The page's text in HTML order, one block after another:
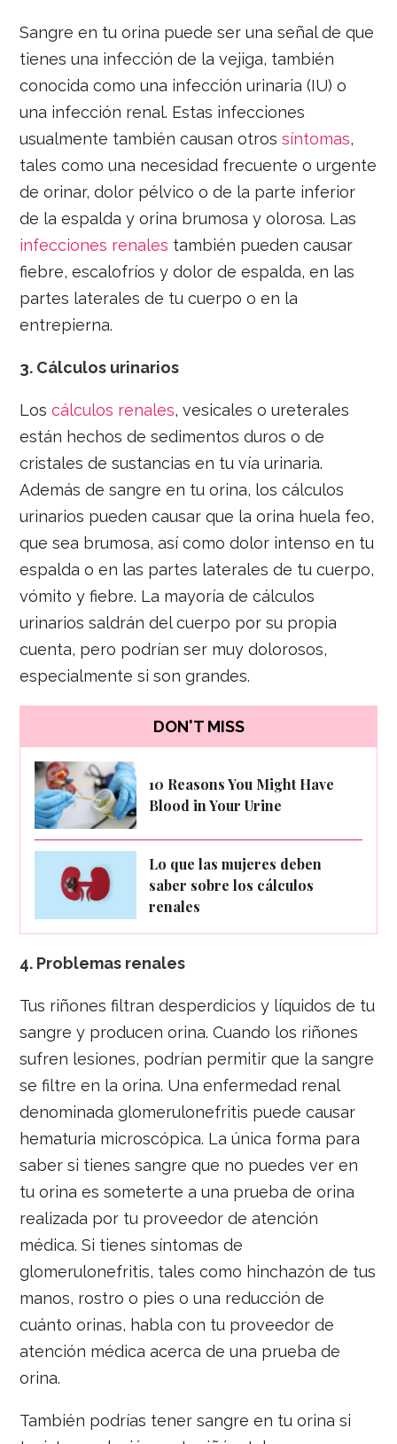
Sangre en tu orina puede ser una señal de que
tienes una infección de la vejiga, también
conocida como una infección urinaria (IU) o
una infección renal. Estas infecciones
usualmente también causan otrossíntomas,
tales como una necesidad frecuente o urgente
de orinar, dolor pélvico o de la parte inferior
de la espalda y orina brumosa y olorosa. Las
infecciones renales también pueden causar
fiebre, escalofríos y dolor de espalda, en las
partes laterales de tu cuerpo o en la
entrepierna.
3. Cálculos urinarios
Loscálculos renales, vesicales o ureterales
están hechos de sedimentos duros o de
cristales de sustancias en tu vía urinaria.
Además de sangre en tu orina, los cálculos
urinarios pueden causar que la orina huela feo,
que sea brumosa, así como dolor intenso en tu
espalda o en las partes laterales de tu cuerpo,
vómito y fiebre. La mayoría de cálculos
urinarios saldrán del cuerpo por su propia
cuenta, pero podrían ser muy dolorosos,
especialmente si son grandes.
DON'T MISS
10 Reasons You Might Have
Blood in Your Urine
Lo que las mujeres deben
saber sobre los cálculos
renales
4. Problemas renales
Tus riñones filtran desperdicios y líquidos de tu
sangre y producen orina. Cuando los riñones
sufren lesiones, podrían permitir que la sangre
se filtre en la orina. Una enfermedad renal
denominada glomerulonefritis puede causar
hematuria microscópica. La única forma para
saber si tienes sangre que no puedes ver en
tu orina es someterte a una prueba de orina
realizada por tu proveedor de atención
médica. Si tienes síntomas de
glomerulonefritis, tales como hinchazón de tus
manos, rostro o pies o una reducción de
cuánto orinas, habla con tu proveedor de
atención médica acerca de una prueba de
orina.
También podrías tener sangre en tu orina si